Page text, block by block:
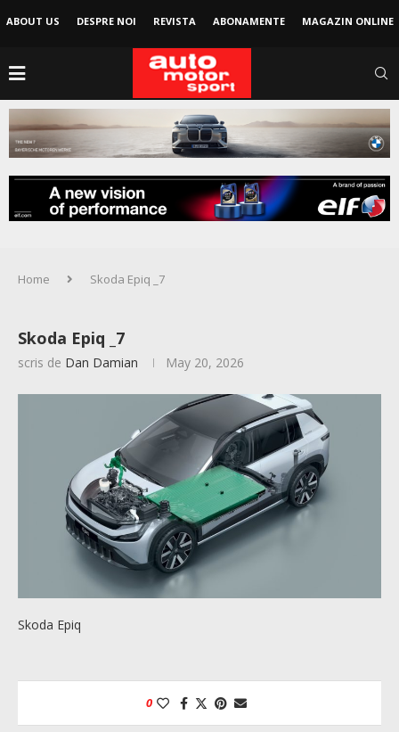
ABOUT US DESPRE NOI REVISTA ABONAMENTE MAGAZIN ONLINE
Home Skoda Epiq _7
Skoda Epiq _7
scris de Dan Damian May 20, 2026
Skoda Epiq
0